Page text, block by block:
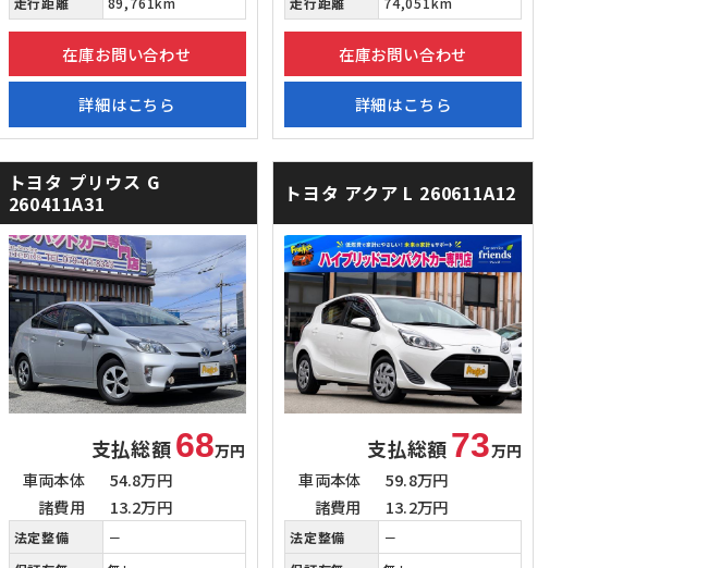
在庫お問い合わせ
詳細はこちら
在庫お問い合わせ
詳細はこちら
トヨタ プリウス G
260411A31
支払総額 68万円
車両本体
54.8万円
諸費用
13.2万円
法定整備
－
トヨタ アクア L 260611A12
支払総額 73万円
車両本体
59.8万円
諸費用
13.2万円
法定整備
－